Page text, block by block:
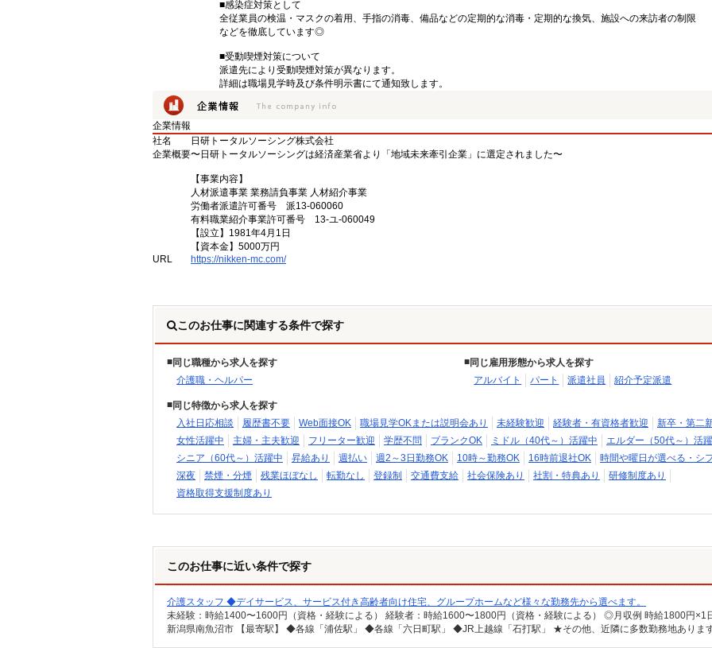
■感染症対策として
全従業員の検温・マスクの着用、手指の消毒、備品などの定期的な消毒・定期的な換気、施設への来訪者の制限
などを徹底しています◎
■受動喫煙対策について
派遣先により受動喫煙対策が異なります。
詳細は職場見学時及び条件明示書にて通知致します。
企業情報
社名
日研トータルソーシング株式会社
企業概要〜日研トータルソーシングは経済産業省より「地域未来牽引企業」に選定されました〜
【事業内容】
人材派遣事業 業務請負事業 人材紹介事業
労働者派遣許可番号 派13-060060
有料職業紹介事業許可番号 13-ユ-060049
【設立】1981年4月1日
【資本金】5000万円
URL
https://nikken-mc.com/
このお仕事に関連する条件で探す
同じ職種から求人を探す
介護職・ヘルパー
同じ雇用形態から求人を探す
アルバイト
パート 派遣社員 紹介予定派遣
同じ特徴から求人を探す
入社日応相談
履歴書不要 Web面接OK 職場見学OKまたは説明会あり 未経験歓迎 経験者・有資格者歓迎
新卒・第二
女性活躍中
主婦・主夫歓迎 フリーター歓迎 学歴不問 ブランクOK ミドル（40代～）活躍中
エルダー（50代～）活
シニア（60代～）活躍中
昇給あり 週払い 週2～3日勤務OK 10時～勤務OK 16時前退社OK
時間や曜日が選べる・シ
深夜
禁煙・分煙 残業ほぼなし 転勤なし 登録制 交通費支給 社会保険あり 社割・特典あり
研修制度あり
資格取得支援制度あり
このお仕事に近い条件で探す
介護スタッフ ◆デイサービス、サービス付き高齢者向け住宅、グループホームなど様々な勤務先から選べます。
新潟県南魚沼市 【最寄駅】 ◆各線「浦佐駅」 ◆各線「六日町駅」 ◆JR上越線「石打駅」 ★その他、近隣に多数勤務地ありま